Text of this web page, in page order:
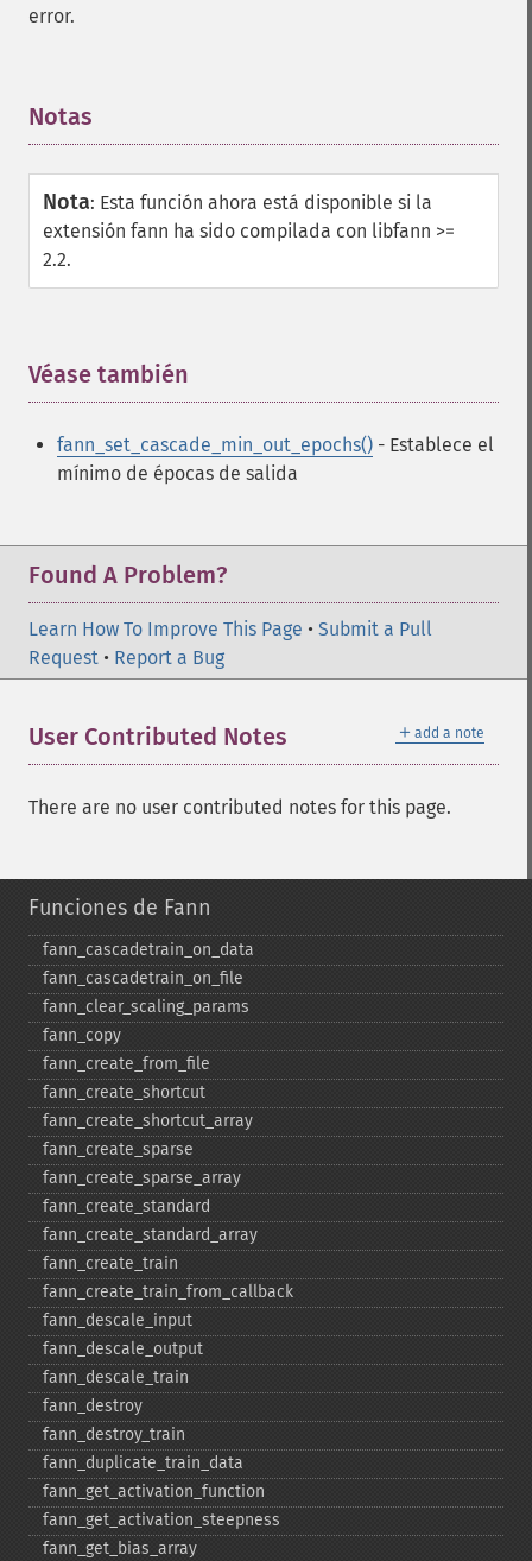
error.
Notas
Nota: Esta función ahora está disponible si la
extensión fann ha sido compilada con libfann >=
2.2.
Véase también
fann_set_cascade_min_out_epochs() - Establece el
mínimo de épocas de salida
Found A Problem?
Learn How To Improve This Page • Submit a Pull
Request • Report a Bug
＋ add a note
User Contributed Notes
There are no user contributed notes for this page.
Funciones de Fann
fann_​cascadetrain_​on_​data
fann_​cascadetrain_​on_​file
fann_​clear_​scaling_​params
fann_​copy
fann_​create_​from_​file
fann_​create_​shortcut
fann_​create_​shortcut_​array
fann_​create_​sparse
fann_​create_​sparse_​array
fann_​create_​standard
fann_​create_​standard_​array
fann_​create_​train
fann_​create_​train_​from_​callback
fann_​descale_​input
fann_​descale_​output
fann_​descale_​train
fann_​destroy
fann_​destroy_​train
fann_​duplicate_​train_​data
fann_​get_​activation_​function
fann_​get_​activation_​steepness
fann_​get_​bias_​array